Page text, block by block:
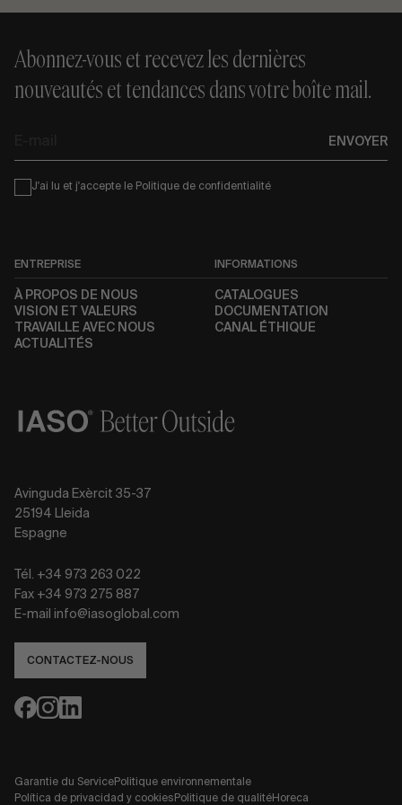
Abonnez-vous et recevez les dernières
nouveautés et tendances dans votre boîte mail.
ENVOYER
Condiciones
J'ai lu et j'accepte le Politique de confidentialité
ENTREPRISE
À PROPOS DE NOUS
VISION ET VALEURS
TRAVAILLE AVEC NOUS
ACTUALITÉS
INFORMATIONS
CATALOGUES
DOCUMENTATION
CANAL ÉTHIQUE
Avinguda Exèrcit 35-37
25194 Lleida
Espagne
Tél. +34 973 263 022
Fax +34 973 275 887
E-mail info@iasoglobal.com
CONTACTEZ-NOUS
Garantie du ServicePolitique environnementale
Política de privacidad y cookies Politique de qualitéHoreca